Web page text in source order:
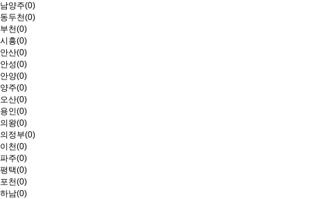
남양주(0)
동두천(0)
부천(0)
시흥(0)
안산(0)
안성(0)
안양(0)
양주(0)
오산(0)
용인(0)
의왕(0)
의정부(0)
이천(0)
파주(0)
평택(0)
포천(0)
하남(0)